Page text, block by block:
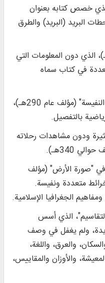
(ت 337هـ)، الذي خصص كتابه بعنوان
البريد (البريد) والطرق
واضح اليعقوبي (ت 284هـ)، الذي دون المعلومات التي
في كتاب سماه
4. ابن رسته، مؤلف كتاب "الأعلاق النفيسة" (مؤلف عام 290هـ)،
بالتفصيل.
ودون مشاهدات رحلاته
340هـ).
"صورة الأرض" (مؤلف
بخرائط متعددة ونفيسة.
الجغرافيا الإسلامية.
الذي أسس
ولم يغفل في وصف
والعرق، واللغة،
والأوزان والمقاييس،